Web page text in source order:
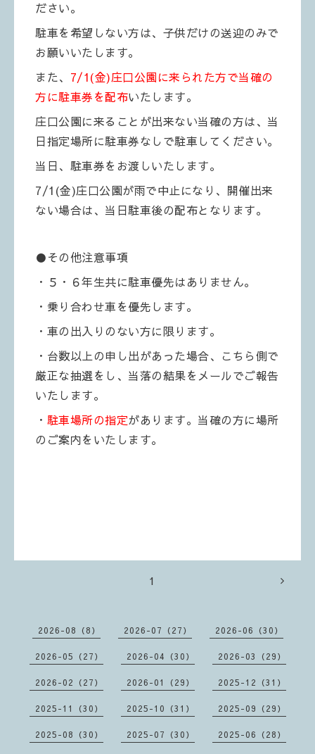
ださい。
駐車を希望しない方は、子供だけの送迎のみで
お願いいたします。
また、 7/1(金)庄口公園に来られた方で当確の
方に駐車券を配布いたします。
庄口公園に来ることが出来ない当確の方は、当
日指定場所に駐車券なしで駐車してください。
当日、駐車券をお渡しいたします。
7/1(金)庄口公園が雨で中止になり、開催出来
ない場合は、当日駐車後の配布となります。
●その他注意事項
・５・６年生共に駐車優先はありません。
・乗り合わせ車を優先します。
・車の出入りのない方に限ります。
・台数以上の申し出があった場合、こちら側で
厳正な抽選をし、当落の結果をメールでご報告
いたします。
・ 駐車場所の指定があります。当確の方に場所
のご案内をいたします。
1
2026-08（8） 2026-07（27） 2026-06（30）
2026-05（27） 2026-04（30） 2026-03（29）
2026-02（27） 2026-01（29） 2025-12（31）
2025-11（30） 2025-10（31） 2025-09（29）
2025-08（30） 2025-07（30） 2025-06（28）